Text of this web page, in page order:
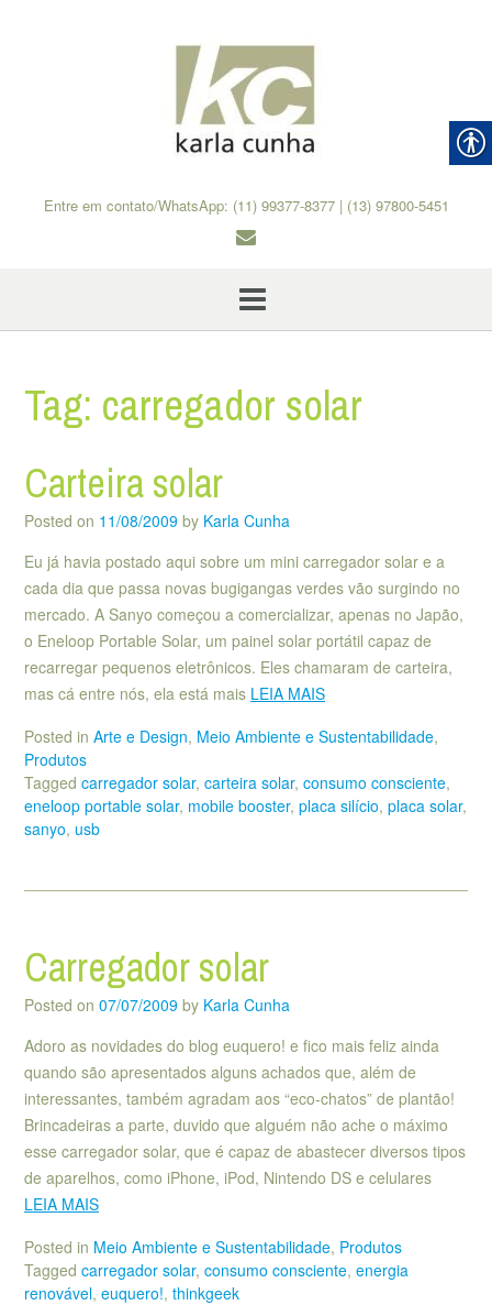
Entre em contato/WhatsApp: (11) 99377-8377 | (13) 97800-5451
Tag: carregador solar
Carteira solar
Posted on 11/08/2009 by Karla Cunha
Eu já havia postado aqui sobre um mini carregador solar e a
cada dia que passa novas bugigangas verdes vão surgindo no
mercado. A Sanyo começou a comercializar, apenas no Japão,
o Eneloop Portable Solar, um painel solar portátil capaz de
recarregar pequenos eletrônicos. Eles chamaram de carteira,
mas cá entre nós, ela está mais LEIA MAIS
Posted in Arte e Design, Meio Ambiente e Sustentabilidade,
Produtos
Tagged carregador solar, carteira solar, consumo consciente,
eneloop portable solar, mobile booster, placa silício, placa solar,
sanyo, usb
Carregador solar
Posted on 07/07/2009 by Karla Cunha
Adoro as novidades do blog euquero! e fico mais feliz ainda
quando são apresentados alguns achados que, além de
interessantes, também agradam aos “eco-chatos” de plantão!
Brincadeiras a parte, duvido que alguém não ache o máximo
esse carregador solar, que é capaz de abastecer diversos tipos
de aparelhos, como iPhone, iPod, Nintendo DS e celulares
LEIA MAIS
Posted in Meio Ambiente e Sustentabilidade, Produtos
Tagged carregador solar, consumo consciente, energia
renovável, euquero!, thinkgeek